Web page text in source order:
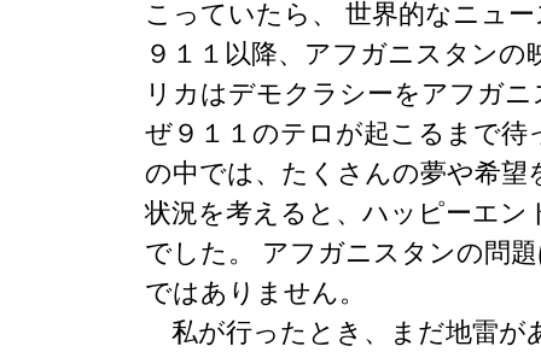
こっていたら、 世界的なニュ
９１１以降、アフガニスタン
リカはデモクラシーをアフガ
ぜ９１１のテロが起こるまで
の中では、たくさんの夢や希
状況を考えると、ハッピーエ
でした。 アフガニスタンの問
ではありません。
私が行ったとき、まだ地雷が